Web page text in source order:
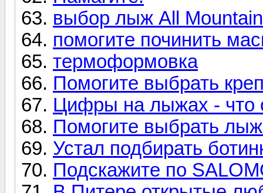
выбор лыж All Mountain
помогите починить
термоформовка
Помогите выбрать
Цифры на лыжах - что
Помогите выбрать
Устал подбирать
Подскажите по